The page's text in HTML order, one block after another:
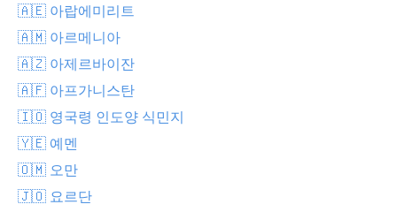
🇦🇪 아랍에미리트
🇦🇲 아르메니아
🇦🇿 아제르바이잔
🇦🇫 아프가니스탄
🇮🇴 영국령 인도양 식민지
🇾🇪 예멘
🇴🇲 오만
🇯🇴 요르단